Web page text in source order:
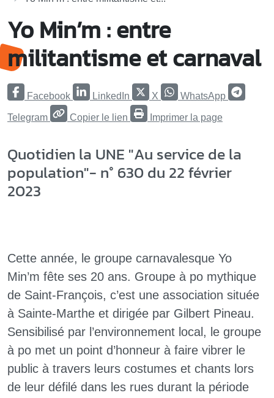
Yo Min’m : entre
militantisme et carnaval
Facebook LinkedIn X WhatsApp
Telegram Copier le lien Imprimer la page
Quotidien la UNE "Au service de la
population"- n° 630 du 22 février
2023
Cette année, le groupe carnavalesque Yo
Min’m fête ses 20 ans. Groupe à po mythique
de Saint-François, c’est une association située
à Sainte-Marthe et dirigée par Gilbert Pineau.
Sensibilisé par l’environnement local, le groupe
à po met un point d’honneur à faire vibrer le
public à travers leurs costumes et chants lors
de leur défilé dans les rues durant la période